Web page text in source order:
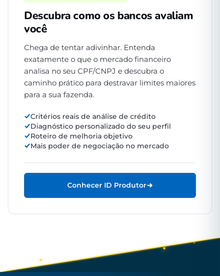
Descubra como os bancos avaliam
você
Chega de tentar adivinhar. Entenda
exatamente o que o mercado financeiro
analisa no seu CPF/CNPJ e descubra o
caminho prático para destravar limites maiores
para a sua fazenda.
Critérios reais de análise de crédito
Diagnóstico personalizado do seu perfil
Roteiro de melhoria objetivo
Mais poder de negociação no mercado
Conhecer ID Produtor